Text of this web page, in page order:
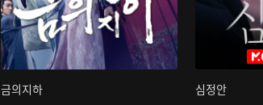
금의지하 심정안